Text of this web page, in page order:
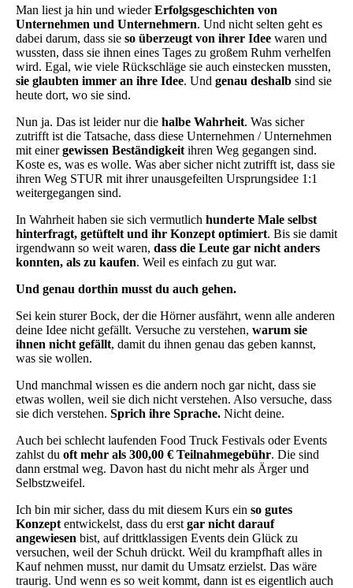
Man liest ja hin und wiederErfolgsgeschichten von
Unternehmen und Unternehmern. Und nicht selten geht es
dabei darum, dass sie so überzeugt von ihrer Idee waren und
wussten, dass sie ihnen eines Tages zu großem Ruhm verhelfen
wird. Egal, wie viele Rückschläge sie auch einstecken mussten,
sie glaubten immer an ihre Idee. Und genau deshalb sind sie
heute dort, wo sie sind.
Nun ja. Das ist leider nur die halbe Wahrheit. Was sicher
zutrifft ist die Tatsache, dass diese Unternehmen / Unternehmen
mit einergewissen Beständigkeitihren Weg gegangen sind.
Koste es, was es wolle. Was aber sicher nicht zutrifft ist, dass sie
ihren Weg STUR mit ihrer unausgefeilten Ursprungsidee 1:1
weitergegangen sind.
In Wahrheit haben sie sich vermutlich hunderte Male selbst
hinterfragt, getüftelt und ihr Konzept optimiert. Bis sie damit
irgendwann so weit waren, dass die Leute gar nicht anders
konnten, als zu kaufen. Weil es einfach zu gut war.
Und genau dorthin musst du auch gehen.
Sei kein sturer Bock, der die Hörner ausfährt, wenn alle anderen
deine Idee nicht gefällt. Versuche zu verstehen, warum sie
ihnen nicht gefällt, damit du ihnen genau das geben kannst,
was sie wollen.
Und manchmal wissen es die andern noch gar nicht, dass sie
etwas wollen, weil sie dich nicht verstehen. Also versuche, dass
sie dich verstehen. Sprich ihre Sprache. Nicht deine.
Auch bei schlecht laufenden Food Truck Festivals oder Events
zahlst du oft mehr als 300,00 € Teilnahmegebühr. Die sind
dann erstmal weg. Davon hast du nicht mehr als Ärger und
Selbstzweifel.
Ich bin mir sicher, dass du mit diesem Kurs ein so gutes
Konzeptentwickelst, dass du erstgar nicht darauf
angewiesen bist, auf drittklassigen Events dein Glück zu
versuchen, weil der Schuh drückt. Weil du krampfhaft alles in
Kauf nehmen musst, nur damit du Umsatz erzielst. Das wäre
traurig. Und wenn es so weit kommt, dann ist es eigentlich auch